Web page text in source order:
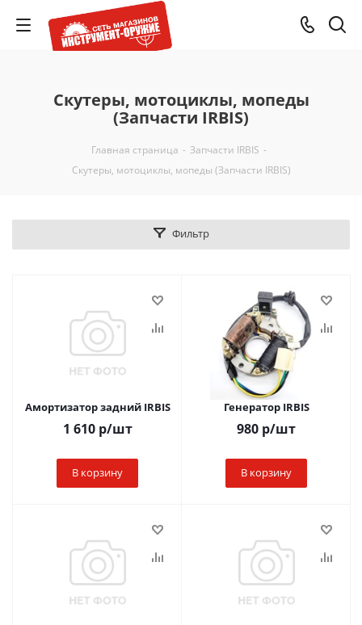
Скутеры, мотоциклы, мопеды
(Запчасти IRBIS)
Главная страница - Запчасти IRBIS -
Скутеры, мотоциклы, мопеды (Запчасти IRBIS)
Фильтр
Амортизатор задний IRBIS
1 610р/шт
В корзину
Генератор IRBIS
980 р/шт
В корзину